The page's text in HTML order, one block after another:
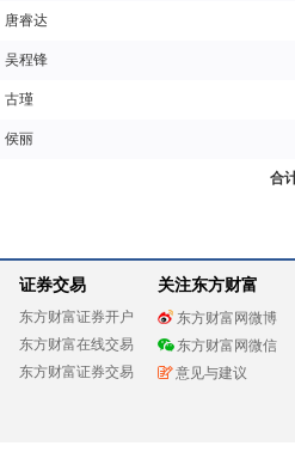
唐睿达
吴程锋
古瑾
侯丽
合
证券交易
东方财富证券开户
东方财富在线交易
东方财富证券交易
关注东方财富
东方财富网微博
东方财富网微信
意见与建议